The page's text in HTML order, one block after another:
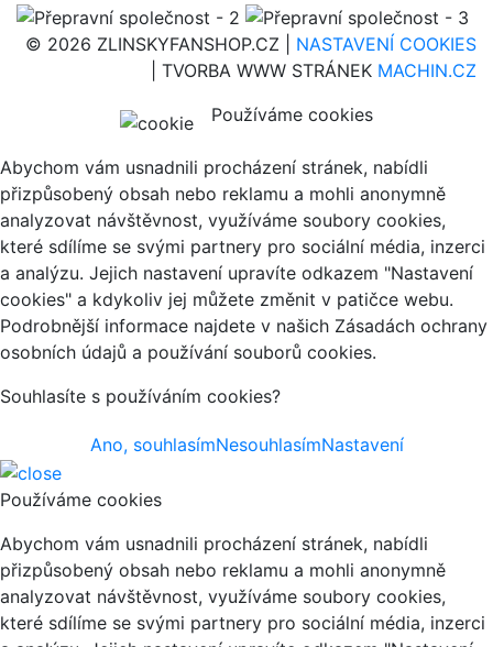
© 2026 ZLINSKYFANSHOP.CZ | NASTAVENÍ COOKIES
| TVORBA WWW STRÁNEK MACHIN.CZ
Používáme cookies
Abychom vám usnadnili procházení stránek, nabídli
přizpůsobený obsah nebo reklamu a mohli anonymně
analyzovat návštěvnost, využíváme soubory cookies,
které sdílíme se svými partnery pro sociální média, inzerci
a analýzu. Jejich nastavení upravíte odkazem "Nastavení
cookies" a kdykoliv jej můžete změnit v patičce webu.
Podrobnější informace najdete v našich Zásadách ochrany
osobních údajů a používání souborů cookies.
Souhlasíte s používáním cookies?
Ano, souhlasímNesouhlasímNastavení
Používáme cookies
Abychom vám usnadnili procházení stránek, nabídli
přizpůsobený obsah nebo reklamu a mohli anonymně
analyzovat návštěvnost, využíváme soubory cookies,
které sdílíme se svými partnery pro sociální média, inzerci